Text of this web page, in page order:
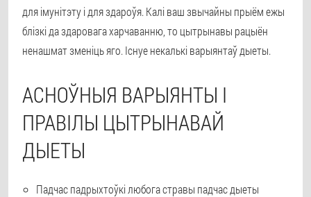
для імунітэту і для здароўя. Калі ваш звычайны прыём ежы
блізкі да здаровага харчаванню, то цытрынавы рацыён
ненашмат зменіць яго. Існуе некалькі варыянтаў дыеты.
АСНОЎНЫЯ ВАРЫЯНТЫ І
ПРАВІЛЫ ЦЫТРЫНАВАЙ
ДЫЕТЫ
Падчас падрыхтоўкі любога стравы падчас дыеты